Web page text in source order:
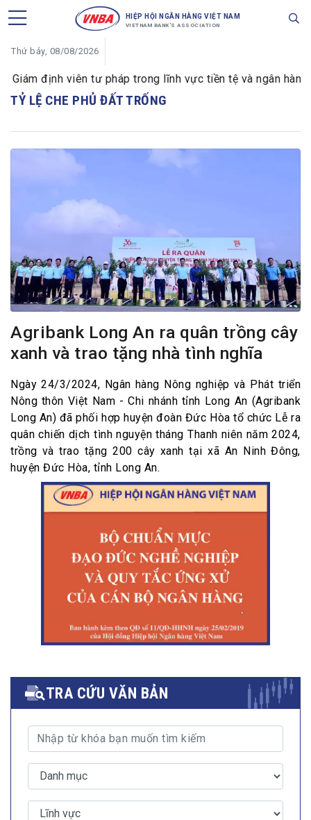
HIỆP HỘI NGÂN HÀNG VIỆT NAM
VIETNAM BANK'S ASSOCIATION
Thứ bảy, 08/08/2026
Giám định viên tư pháp trong lĩnh vực tiền tệ và ngân hàng
TỶ LỆ CHE PHỦ ĐẤT TRỐNG
Agribank Long An ra quân trồng cây
xanh và trao tặng nhà tình nghĩa
Ngày 24/3/2024, Ngân hàng Nông nghiệp và Phát triển
Nông thôn Việt Nam - Chi nhánh tỉnh Long An (Agribank
Long An) đã phối hợp huyện đoàn Đức Hòa tổ chức Lễ ra
quân chiến dịch tình nguyện tháng Thanh niên năm 2024,
trồng và trao tặng 200 cây xanh tại xã An Ninh Đông,
huyện Đức Hòa, tỉnh Long An.
TRA CỨU VĂN BẢN